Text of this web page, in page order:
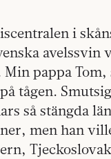
i
avelssvin
pappa Tom,
tågen.
så stängda
men han